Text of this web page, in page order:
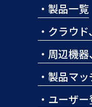
・ 製品一覧
・ クラウ
・ 周辺機器
・ 製品マ
・ ユーザ